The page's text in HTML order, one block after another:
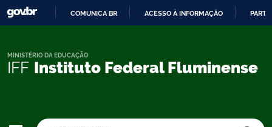
CONTEÚDO
COMUNICA BR ACESSO À INFORMAÇÃO
IFF Instituto Federal Fluminense
MINISTÉRIO DA EDUCAÇÃO